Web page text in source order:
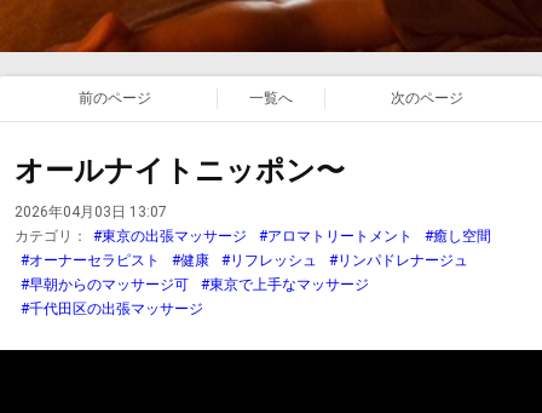
前のページ 一覧へ 次のページ
オールナイトニッポン〜
2026年04月03日 13:07
カテゴリ：
#東京の出張マッサージ #アロマトリートメント
#癒し空間
#オーナーセラピスト
#健康 #リフレッシュ
#リンパドレナージュ
#早朝からのマッサージ可
#東京で上手なマッサージ
#千代田区の出張マッサージ